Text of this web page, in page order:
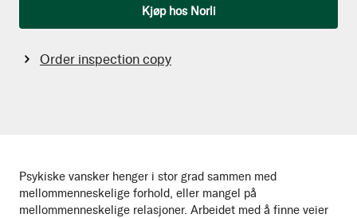
Psykiske vansker henger i stor grad sammen med
mellommenneskelige forhold, eller mangel på
mellommenneskelige relasjoner. Arbeidet med å finne veier
Kjøp hos Norli
Order inspection copy